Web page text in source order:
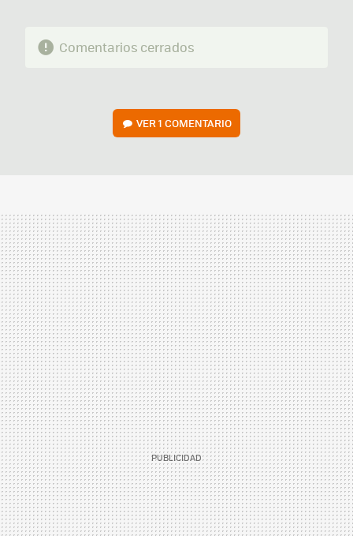
Comentarios cerrados
VER1 COMENTARIO